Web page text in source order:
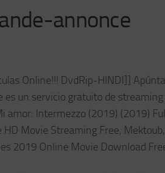
annonce
Online!!! DvdRip-HINDI]]
un servicio gratuito de streaming
amor: Intermezzo (2019) (2019)
Movie Streaming Free,
2019 Online Movie Download